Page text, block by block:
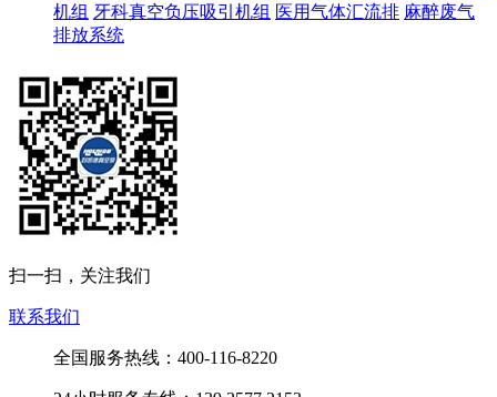
机组 牙科真空负压吸引机组 医用气体汇流排 麻醉废气
排放系统
扫一扫，关注我们
联系我们
全国服务热线：400-116-8220